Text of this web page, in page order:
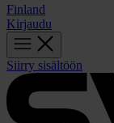
Finland
Kirjaudu
Siirry sisältöön